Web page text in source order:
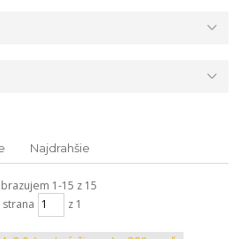
Najdrahšie
1-15 z 15
strana
z 1